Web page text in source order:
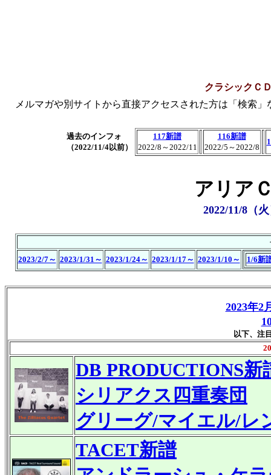
クラシックＣ
メルマガや別サイトから直接アクセスされた方は「検索
過去のインフォ
（2022/11/4以前）
117新譜
2022/8～2022/11
116新譜
2022/5～2022/8
アリア
2022/11/8（
2023/2/7～ 2023/1/31～ 2023/1/24～ 2023/1/17～ 2023/1/10～ 1/6新
2023年2
以下、注
DB PRODUCTIONS新
シリアクス四重奏団
グリーグ/マイエル/レ
TACET新譜